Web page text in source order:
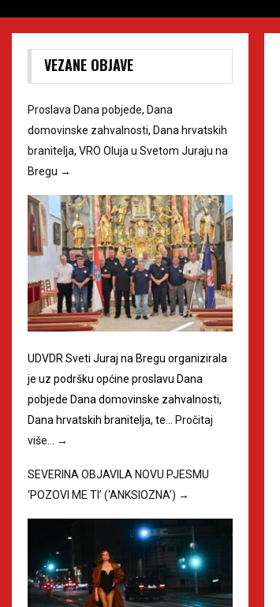
VEZANE OBJAVE
Proslava Dana pobjede, Dana
domovinske zahvalnosti, Dana hrvatskih
branitelja, VRO Oluja u Svetom Juraju na
Bregu →
UDVDR Sveti Juraj na Bregu organizirala
je uz podršku općine proslavu Dana
pobjede Dana domovinske zahvalnosti,
Dana hrvatskih branitelja, te…
Pročitaj
više…
→
SEVERINA OBJAVILA NOVU PJESMU
‘POZOVI ME TI’ (‘ANKSIOZNA’) →